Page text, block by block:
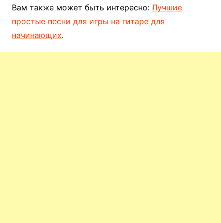
Вам также может быть интересно: Лучшие
простые песни для игры на гитаре для
начинающих.